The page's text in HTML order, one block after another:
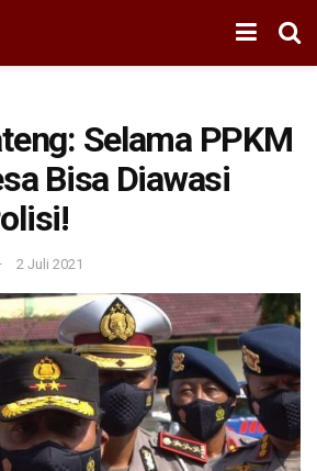
Selama PPKM
Bisa Diawasi
2 Juli 2021